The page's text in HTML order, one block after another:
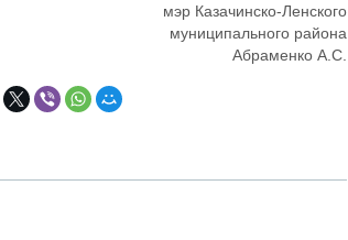
мэр Казачинско-Ленского
муниципального района
Абраменко А.С.